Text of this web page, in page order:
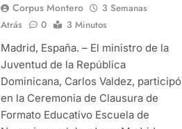
Corpus Montero
3 Semanas
Atrás
0
3 Minutos
Madrid, España. – El ministro de la
Juventud de la República
Dominicana, Carlos Valdez, participó
en la Ceremonia de Clausura de
Formato Educativo Escuela de